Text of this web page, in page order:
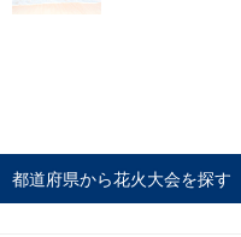
都道府県から花火大会を探す